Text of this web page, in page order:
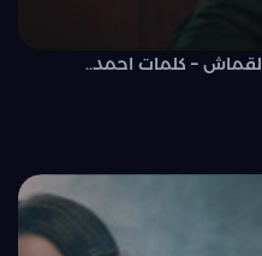
– كلمات احمد..